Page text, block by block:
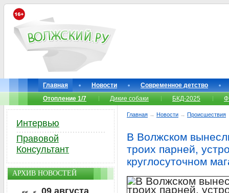
Главная Новости
Современное детство
Отопление 1/7
Дикие собаки БКД-2025
Главная → Новости → Происшествия
В Волжском
троих парней,
круглосуточном
Интервью
Правовой
Консультант
АРХИВ НОВОСТЕЙ
09 августа